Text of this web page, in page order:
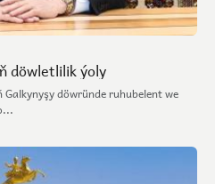
döwletlilik ýoly
döwründe ruhubelent we